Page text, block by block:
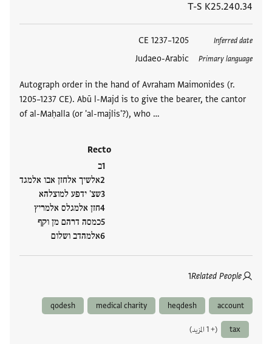
T-S K25.240.34
Inferred date
1205–1237 CE
Primary language
Judaeo-Arabic
Autograph order in the hand of Avraham Maimonides (r.
1205–1237 CE). Abū l-Majd is to give the bearer, the cantor
of al-Maḥalla (or 'al-majlis'?), who …
Recto
ב
אלשיך אלחזן אבו אלמגד
שצ' ידפע למוצלהא
חזן אלמגלס אלמריץ
כמסה דרהם מן וקף
אלמהדב ושלום
Related People
1
العلامات
account
heqdesh
medical charity
qodesh
tax (+ 1 المزيد)